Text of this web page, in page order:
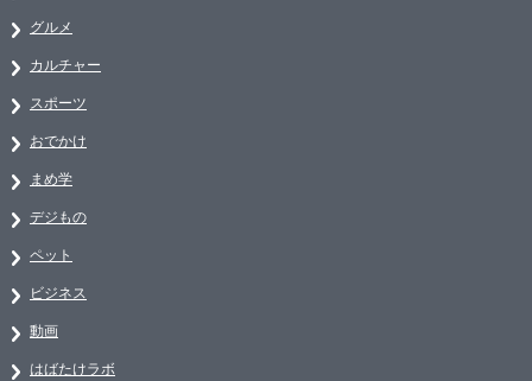
グルメ
カルチャー
スポーツ
おでかけ
まめ学
デジもの
ペット
ビジネス
動画
はばたけラボ